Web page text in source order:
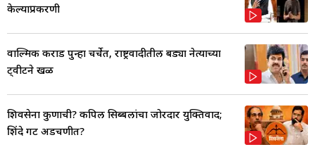
केल्याप्रकरणी
वाल्मिक कराड पुन्हा चर्चेत, राष्ट्रवादीतील बड्या नेत्याच्या
ट्वीटने खळ
शिवसेना कुणाची? कपिल सिब्बलांचा जोरदार युक्तिवाद;
शिंदे गट अडचणीत?